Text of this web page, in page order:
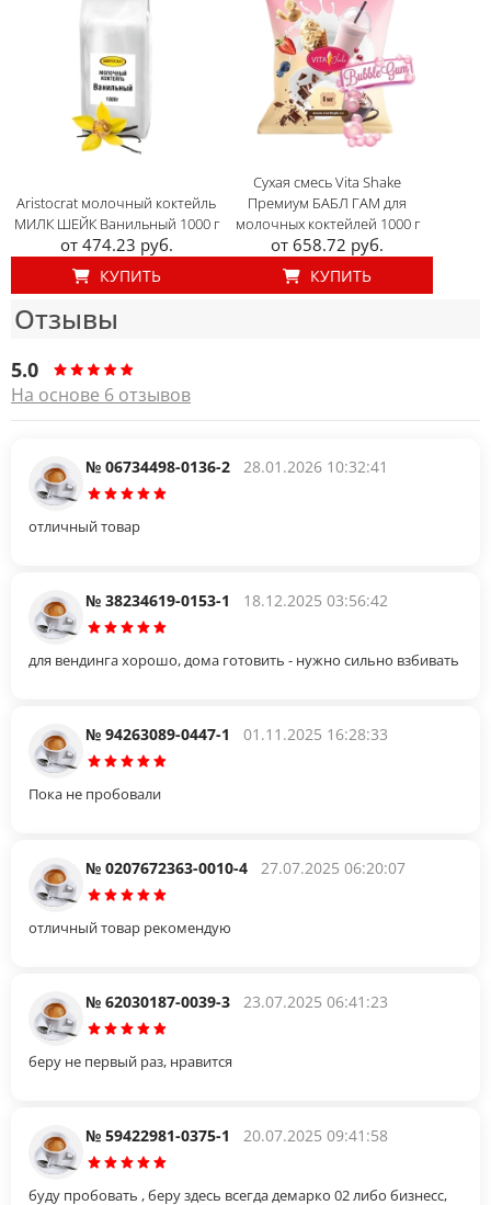
Aristocrat молочный коктейль
МИЛК ШЕЙК Ванильный 1000 г
от 474.23 руб.
КУПИТЬ
Сухая смесь Vita Shake
Премиум БАБЛ ГАМ для
молочных коктейлей 1000 г
от 658.72 руб.
КУПИТЬ
Отзывы
5.0
На основе 6 отзывов
№ 06734498-0136-2 28.01.2026 10:32:41
отличный товар
№ 38234619-0153-1 18.12.2025 03:56:42
для вендинга хорошо, дома готовить - нужно сильно взбивать
№ 94263089-0447-1 01.11.2025 16:28:33
Пока не пробовали
№ 0207672363-0010-4 27.07.2025 06:20:07
отличный товар рекомендую
№ 62030187-0039-3 23.07.2025 06:41:23
беру не первый раз, нравится
№ 59422981-0375-1 20.07.2025 09:41:58
буду пробовать , беру здесь всегда демарко 02 либо бизнесс,